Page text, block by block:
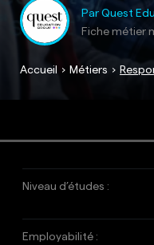
Par Quest
Fiche métier
Accueil Métiers
Niveau d’études :
Employabilité :